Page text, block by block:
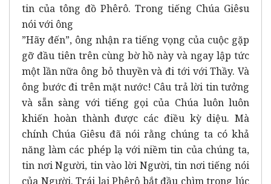
tin của tông đồ Phêrô. Trong tiếng Chúa Giêsu
nói với ông
”Hãy đến”, ông nhận ra tiếng vọng của cuộc gặp
gỡ đầu tiên trên cùng bờ hồ này và ngay lập tức
một lần nữa ông bỏ thuyền và đi tới với Thầy. Và
ông bước đi trên mặt nước! Câu trả lời tin tưởng
và sẵn sàng với tiếng gọi của Chúa luôn luôn
khiến hoàn thành được các điều kỳ diệu. Mà
chính Chúa Giêsu đã nói rằng chúng ta có khả
năng làm các phép lạ với niềm tin của chúng ta,
tin nơi Người, tin vào lời Người, tin nơi tiếng nói
của Người. Trái lại Phêrô bắt đầu chìm trong lúc